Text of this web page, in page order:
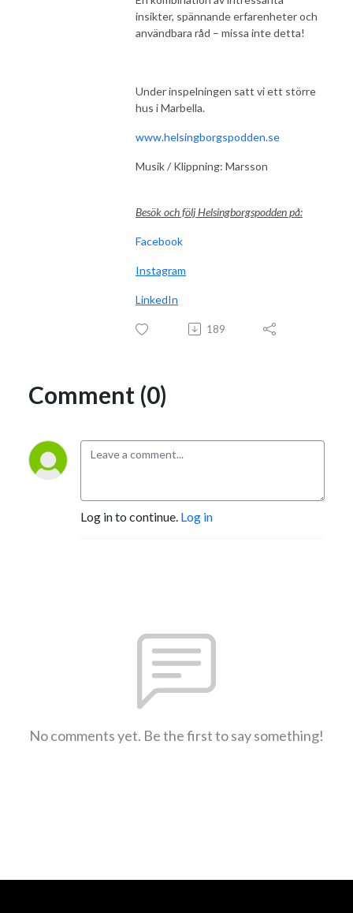
insikter, spännande erfarenheter och
användbara råd – missa inte detta!
Under inspelningen satt vi ett större
hus i Marbella.
www.helsingborgspodden.se
Musik / Klippning: Marsson
Besök och följ Helsingborgspodden på:
Facebook
Instagram
LinkedIn
189
Comment (0)
Log in to continue. Log in
No comments yet. Be the first to say something!